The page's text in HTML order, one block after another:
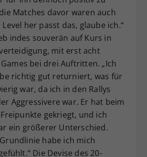
Matches davor waren auch
her passt das, glaube ich.“
indes souverän auf Kurs in
mit erst acht
bei drei Auftritten. „Ich
richtig gut returniert, was für
war, da ich in den Rallys
Aggressivere war. Er hat beim
gekriegt, und ich
ein größerer Unterschied.
habe ich mich
Die Devise des 20-